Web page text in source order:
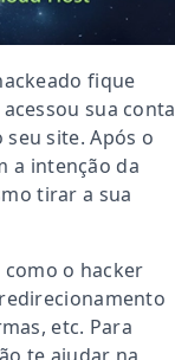
fique
sua conta
site. Após o
a intenção da
tirar a sua
o hacker
etc. Para